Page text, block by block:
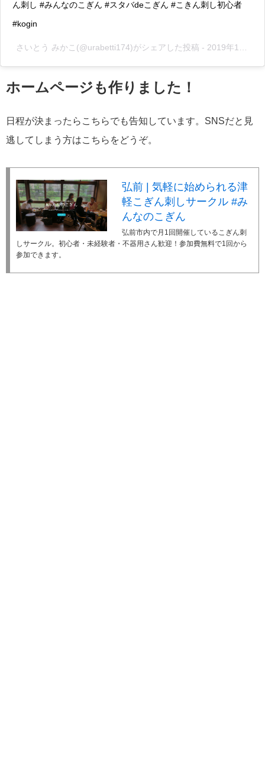
ん刺し #みんなのこぎん #スタバdeこぎん #こきん刺し初心者
#kogin
さいとう みかこ (@urabetti174)がシェアした投稿 - 2019年12月月13日午後5時55分PST
ホームページも作りました！
日程が決まったらこちらでも告知しています。SNSだと見
逃してしまう方はこちらをどうぞ。
弘前 | 気軽に始められる津
軽こぎん刺しサークル #み
んなのこぎん
弘前市内で月1回開催しているこぎん刺
しサークル。初心者・未経験者・不器用さん歓迎！参加費無料で1回から
参加できます。